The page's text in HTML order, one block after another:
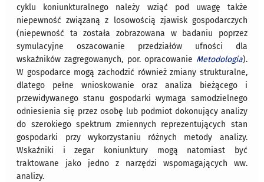
cyklu koniunkturalnego należy wziąć pod uwagę także
niepewność związaną z losowością zjawisk gospodarczych
(niepewność ta została zobrazowana w badaniu poprzez
symulacyjne oszacowanie przedziałów ufności dla
wskaźników zagregowanych, por. opracowanie Metodologia).
W gospodarce mogą zachodzić również zmiany strukturalne,
dlatego pełne wnioskowanie oraz analiza bieżącego i
przewidywanego stanu gospodarki wymaga samodzielnego
odniesienia się przez osobę lub podmiot dokonujący analizy
do szerokiego spektrum zmiennych reprezentujących stan
gospodarki przy wykorzystaniu różnych metody analizy.
Wskaźniki i zegar koniunktury mogą natomiast być
traktowane jako jedno z narzędzi wspomagających ww.
analizy.